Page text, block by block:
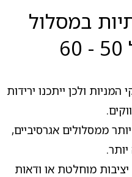
במסלול
ולכן ייתכנו ירידות
ממסלולים אגרסיביים,
מוחלטת או ודאות